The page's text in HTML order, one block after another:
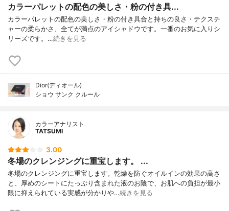
カラーパレットの配色の美しさ・粉の付き具...
カラーパレットの配色の美しさ・粉の付き具合と持ちの良さ・テクスチ
ャーの柔らかさ、全てが満点のアイシャドウです。一番のお気に入りシ
リーズです。…続きを見る
Dior(ディオール)
ショウ サンク クルール
カラーアナリスト
TATSUMI
3.00
冬場のクレンジングに重宝します。 ...
冬場のクレンジングに重宝します。乾燥を防ぐオイルインの効果の高さ
と、厚めのシートにたっぷり含まれた液のお陰で、お肌への負担が最小
限に抑えられている実感が分かりや…続きを見る